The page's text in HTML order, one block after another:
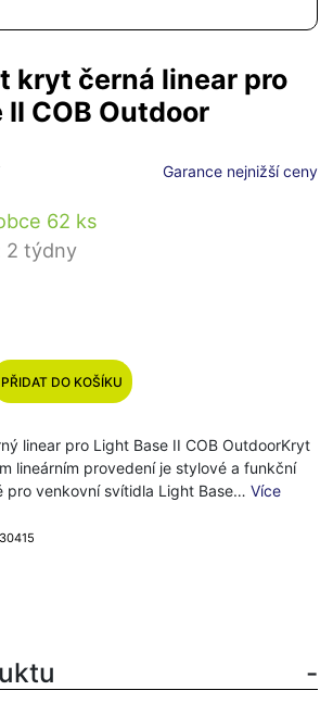
kryt černá linear pro
COB Outdoor
Garance nejnižší ceny
62 ks
2 týdny
PŘIDAT DO KOŠÍKU
linear pro Light Base II COB OutdoorKryt
lineárním provedení je stylové a funkční
pro venkovní svítidla Light Base… Více